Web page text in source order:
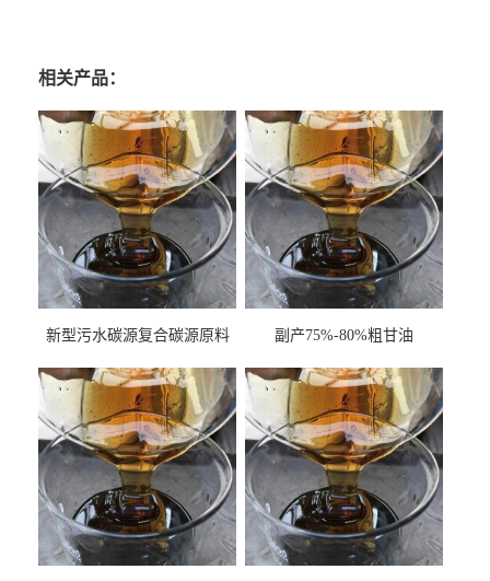
相关产品：
新型污水碳源复合碳源原料
副产75%-80%粗甘油